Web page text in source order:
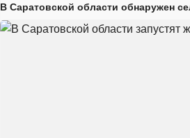
В Саратовской области обнаружен